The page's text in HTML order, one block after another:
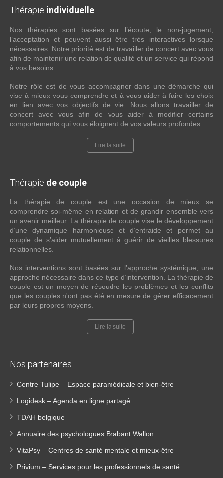
Thérapie individuelle
Nos thérapies sont basées sur l’écoute, le non-jugement,
l’acceptation et peuvent aussi être très interactives lorsque
nécessaires. Notre priorité est de travailler de concert avec vous
afin de maintenir une relation de qualité et un service qui répond
à vos besoins.
Notre rôle est de vous accompagner dans une démarche qui
vise à mieux vous comprendre et à vous aider à faire les choix
en lien avec vos objectifs de vie. Nous allons travailler de
concert avec vous afin de vous aider à modifier certains
comportements qui vous éloignent de vos valeurs profondes.
Lire la suite
Thérapie de couple
La thérapie de couple est une occasion de mieux se
comprendre soi-même en relation et de grandir ensemble vers
un avenir meilleur. La thérapie de couple vise le développement
d’une dynamique harmonieuse et d’entraide et permet au
couple de s’aider mutuellement à guérir de vieilles blessures
relationnelles.
Nos interventions sont basées sur l’approche systémique, une
approche nécessaire dans ce type d’intervention. La thérapie de
couple est un moyen de résoudre les problèmes et les conflits
que les couples n'ont pas été en mesure de gérer efficacement
par leurs propres moyens.
Lire la suite
Nos partenaires
Centre Tulipe – Espace paramédicale et bien-être
Logidesk – Agenda en ligne partagé
TDAH belgique
Annuaire des psychologues Brabant Wallon
VitaPsy – Centres de santé mentale et mieux-être
Privium – Services pour les professionnels de santé